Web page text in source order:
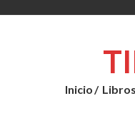
Inicio